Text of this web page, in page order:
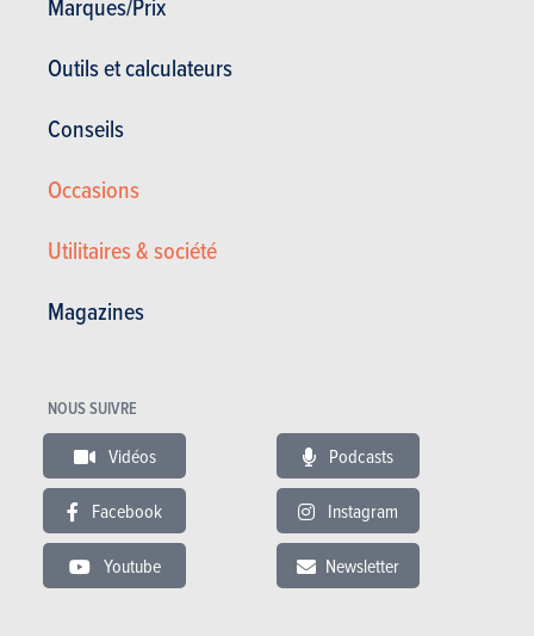
Marques/Prix
Outils et calculateurs
Conseils
Occasions
Utilitaires & société
Magazines
NOUS SUIVRE
Vidéos Podcasts
Facebook Instagram
Youtube Newsletter
Hyundai 2.0 CRDi 2WD Style
10.900 € 125.000 km
Hyundai 2.0 CRDi 2WD Style
10.900 €
04/2014
Co2 : 165g